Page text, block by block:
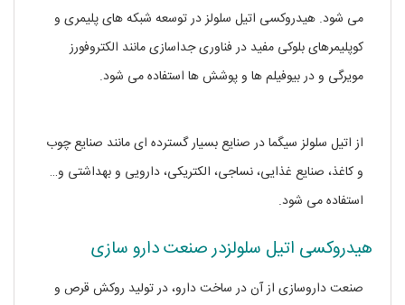
می شود. هیدروکسی اتیل سلولز در توسعه شبکه های پلیمری و
کوپلیمرهای بلوکی مفید در فناوری جداسازی مانند الکتروفورز
مویرگی و در بیوفیلم ها و پوشش ها استفاده می شود.
از اتیل سلولز سیگما در صنایع بسیار گسترده ای مانند صنایع چوب
و کاغذ، صنایع غذایی، نساجی، الکتریکی، دارویی و بهداشتی و…
استفاده می شود.
هیدروکسی اتیل سلولزدر صنعت دارو سازی
صنعت داروسازی از آن در ساخت دارو، در تولید روکش قرص‌ و